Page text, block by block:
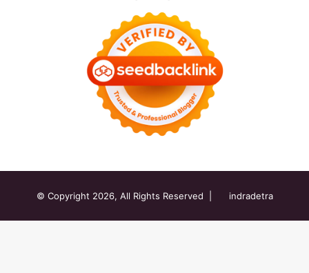
© Copyright 2026, All Rights Reserved | indradetra